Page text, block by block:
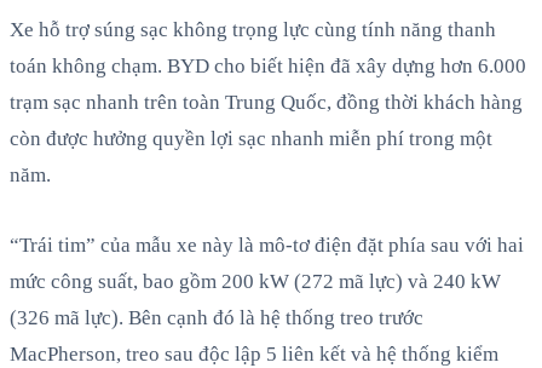
Xe hỗ trợ súng sạc không trọng lực cùng tính năng thanh
toán không chạm. BYD cho biết hiện đã xây dựng hơn 6.000
trạm sạc nhanh trên toàn Trung Quốc, đồng thời khách hàng
còn được hưởng quyền lợi sạc nhanh miễn phí trong một
năm.
“Trái tim” của mẫu xe này là mô-tơ điện đặt phía sau với hai
mức công suất, bao gồm 200 kW (272 mã lực) và 240 kW
(326 mã lực). Bên cạnh đó là hệ thống treo trước
MacPherson, treo sau độc lập 5 liên kết và hệ thống kiểm